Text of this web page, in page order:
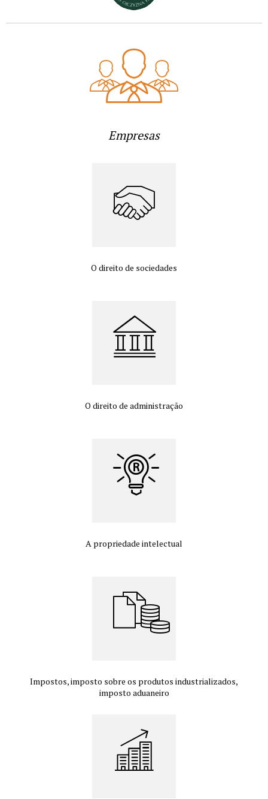
Empresas
O direito de sociedades
O direito de administração
A propriedade intelectual
Impostos, imposto sobre os produtos industrializados,
imposto aduaneiro